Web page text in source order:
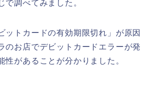
で調べてみました。
ットカードの有効期限切れ」が原因
のお店でデビットカードエラーが発
性があることが分かりました。